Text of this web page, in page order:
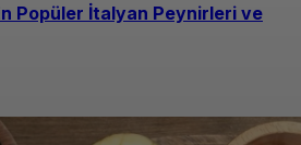
Popüler İtalyan Peynirleri ve